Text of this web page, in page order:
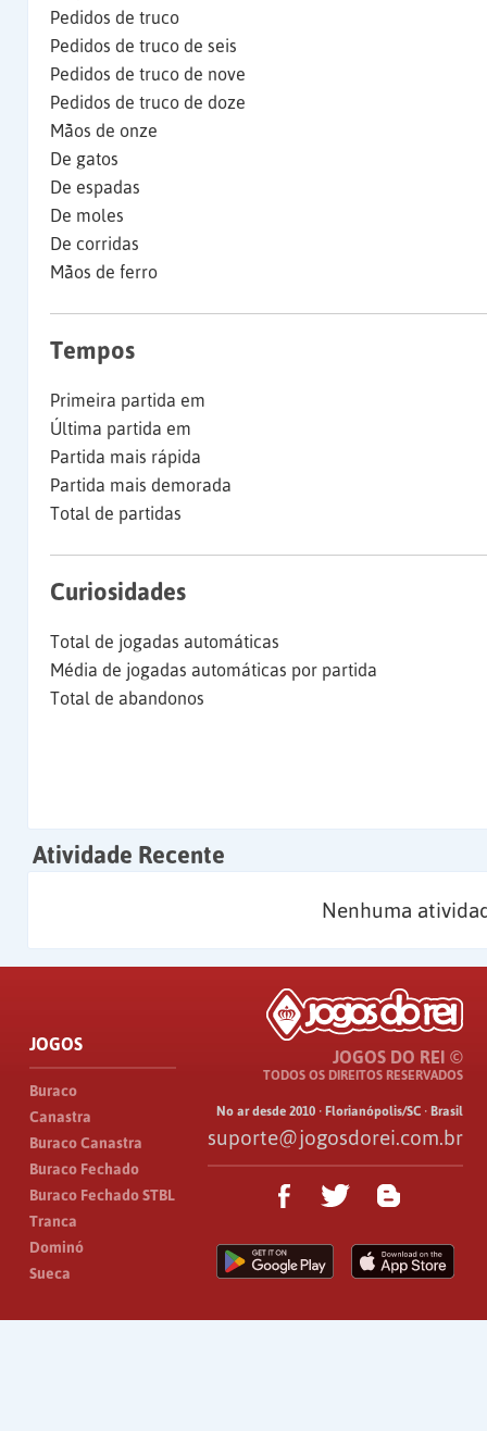
Pedidos de truco
Pedidos de truco de seis
Pedidos de truco de nove
Pedidos de truco de doze
Mãos de onze
De gatos
De espadas
De moles
De corridas
Mãos de ferro
Tempos
Primeira partida em
Última partida em
Partida mais rápida
Partida mais demorada
Total de partidas
Curiosidades
Total de jogadas automáticas
Média de jogadas automáticas por partida
Total de abandonos
Atividade Recente
Nenhuma
JOGOS
Buraco
Canastra
Buraco Canastra
Buraco Fechado
Buraco Fechado STBL
Tranca
Dominó
Sueca
JOGOS DO REI ©
TODOS OS DIREITOS RESERVADOS
No ar desde 2010 · Florianópolis/SC · Brasil
suporte@jogosdorei.com.br